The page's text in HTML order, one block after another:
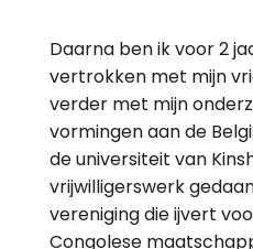
Daarna ben ik voor 2
vertrokken met mijn
verder met mijn
vormingen aan de
de universiteit van
vrijwilligerswerk
vereniging die ijvert
Congolese